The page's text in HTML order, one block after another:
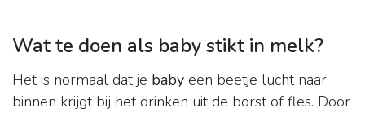
Wat te doen als baby stikt in melk?
Het is normaal dat je baby een beetje lucht naar
binnen krijgt bij het drinken uit de borst of fles. Door